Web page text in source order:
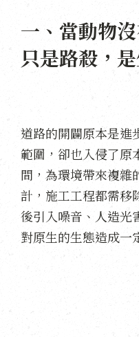
一、當動物
只是路殺，
道路的開闢原本是進
範圍，卻也入侵了原
間，為環境帶來複雜
計，施工工程都需移
後引入噪音、人造光
對原生的生態造成一